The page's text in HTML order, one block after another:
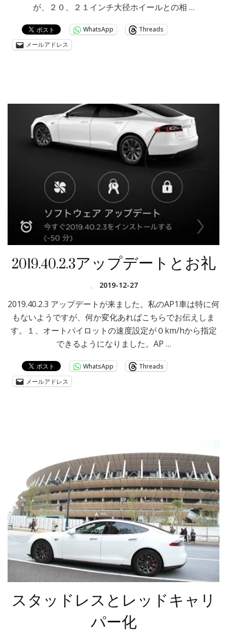
が、２０、２１インチ大径ホイールとの相 …
WhatsApp
Threads
メールアドレス
2019.40.2.3アップデートとお礼
、 2019-12-27
2019.40.2.3 アップデートが来ました。私のAP1車は特に何
もないようですが、何か変化あればこちらでお伝えしま
す。１、オートパイロットの速度設定が０km/hから指定
できるようになりました。AP …
WhatsApp
Threads
メールアドレス
スタッドレスとレッドキャリ
パー化